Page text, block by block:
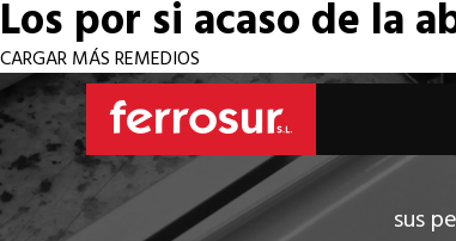
Los por si acaso de la
CARGAR MÁS REMEDIOS
sus